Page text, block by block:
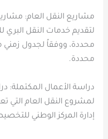
مشاريع النقل العام:
لتقديم خدمات النقل
محددة، ووفقاً لجدول
محددة.
دراسة الأعمال المكتملة:
لمشروع النقل العام
إدارة المركز الوطني